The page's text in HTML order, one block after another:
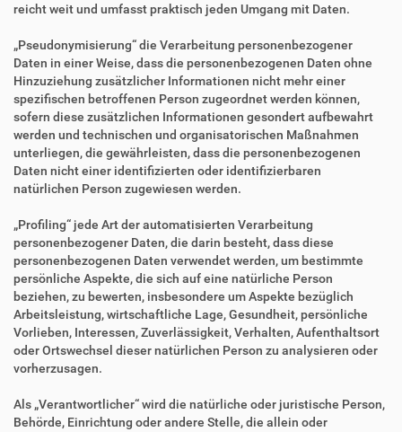
reicht weit und umfasst praktisch jeden Umgang mit Daten.
„Pseudonymisierung“ die Verarbeitung personenbezogener
Daten in einer Weise, dass die personenbezogenen Daten ohne
Hinzuziehung zusätzlicher Informationen nicht mehr einer
spezifischen betroffenen Person zugeordnet werden können,
sofern diese zusätzlichen Informationen gesondert aufbewahrt
werden und technischen und organisatorischen Maßnahmen
unterliegen, die gewährleisten, dass die personenbezogenen
Daten nicht einer identifizierten oder identifizierbaren
natürlichen Person zugewiesen werden.
„Profiling“ jede Art der automatisierten Verarbeitung
personenbezogener Daten, die darin besteht, dass diese
personenbezogenen Daten verwendet werden, um bestimmte
persönliche Aspekte, die sich auf eine natürliche Person
beziehen, zu bewerten, insbesondere um Aspekte bezüglich
Arbeitsleistung, wirtschaftliche Lage, Gesundheit, persönliche
Vorlieben, Interessen, Zuverlässigkeit, Verhalten, Aufenthaltsort
oder Ortswechsel dieser natürlichen Person zu analysieren oder
vorherzusagen.
Als „Verantwortlicher“ wird die natürliche oder juristische Person,
Behörde, Einrichtung oder andere Stelle, die allein oder